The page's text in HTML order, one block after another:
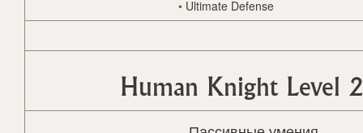
• Ultimate Defense
Human Knight Level